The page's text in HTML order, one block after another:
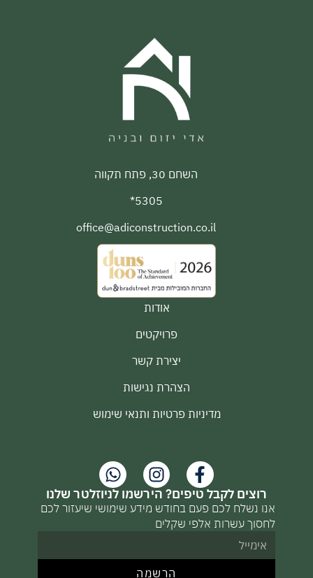
השחם 30, פתח תקווה
5305*
office@adiconstruction.co.il
אודות
פרויקטים
יצירת קשר
הצהרת נגישות
מדיניות פרטיות ותנאי שימוש
רוצים לקבל טיפים? הירשמו לניוזלטר שלנו
אנו נשלח לכם פעם בחודש מידע שימושי שיעזור לכם
לחסוך עשרות אלפי שקלים
הרשמה